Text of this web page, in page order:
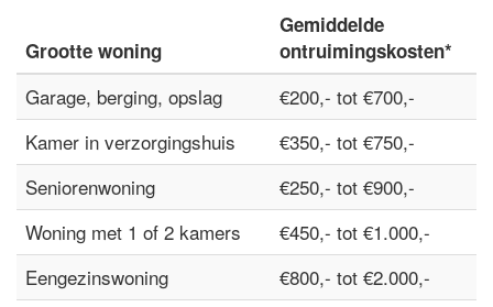
Grootte woning
Gemiddelde
ontruimingskosten*
Garage, berging, opslag
€200,- tot €700,-
Kamer in verzorgingshuis
€350,- tot €750,-
Seniorenwoning
€250,- tot €900,-
Woning met 1 of 2 kamers
€450,- tot €1.000,-
Eengezinswoning
€800,- tot €2.000,-